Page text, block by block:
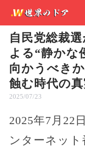
自民党総裁
よる“静かな
向かうべき
蝕む時代の
2025/07/23
2025年7月22
ンターネッ